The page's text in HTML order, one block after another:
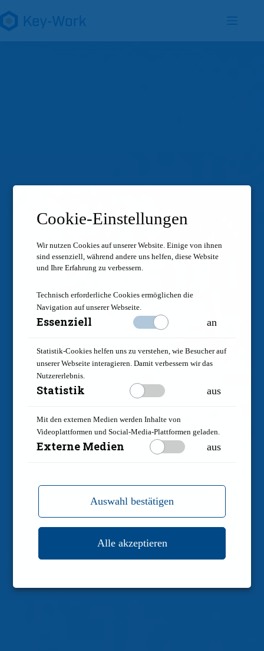
Inhalt
springen
Cookie-Einstellungen
Wir nutzen Cookies auf unserer Website.Einige von ihnen
sind essenziell, während andere uns helfen, diese Website
und Ihre Erfahrung zu verbessern.
Technisch erforderliche Cookies ermöglichen die
Navigation auf unserer Webseite.
Essenziell an
Statistik-Cookies helfen uns zu verstehen, wie Besucher auf
unserer Webseite interagieren. Damit verbessern wir das
Nutzererlebnis.
Statistik aus
Mit den externen Medien werden Inhalte von
Videoplattformen und Social-Media-Plattformen geladen.
Externe Medien aus
Auswahl bestätigen
Alle akzeptieren